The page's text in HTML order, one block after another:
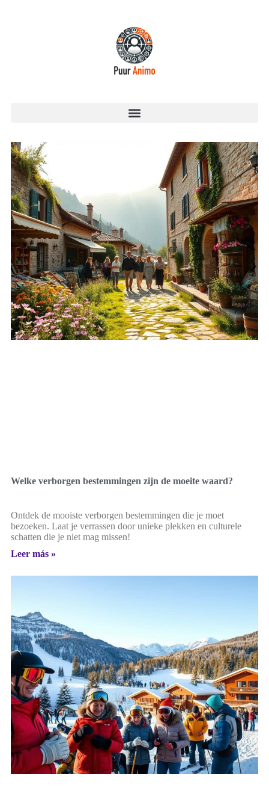
Welke verborgen bestemmingen zijn de moeite waard?
Ontdek de mooiste verborgen bestemmingen die je moet
bezoeken. Laat je verrassen door unieke plekken en culturele
schatten die je niet mag missen!
Leer más »